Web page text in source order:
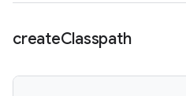
createClasspath